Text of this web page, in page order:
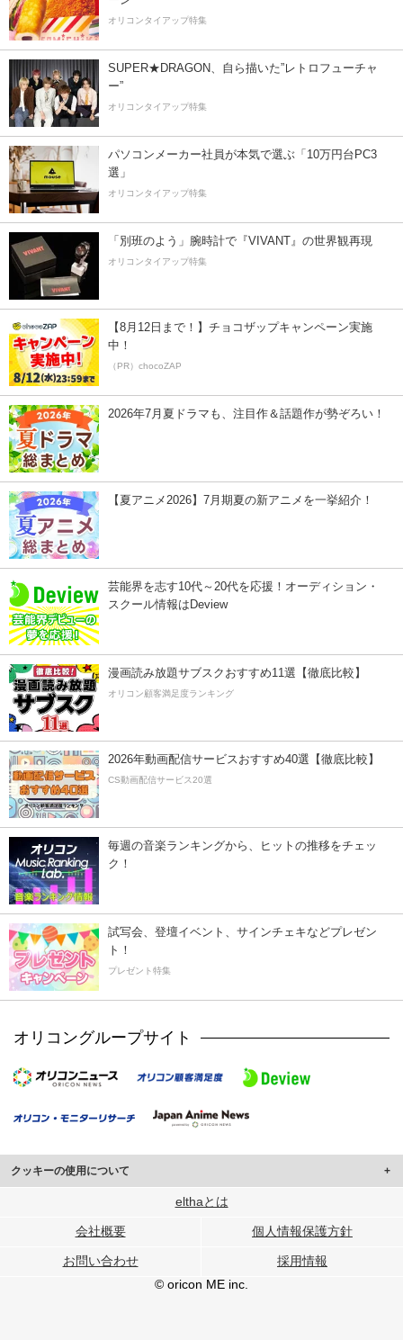
オリコンタイアップ特集
SUPER★DRAGON、自ら描いた”レトロフューチャ
ー”
オリコンタイアップ特集
パソコンメーカー社員が本気で選ぶ「10万円台PC3
選」
オリコンタイアップ特集
「別班のよう」腕時計で『VIVANT』の世界観再現
オリコンタイアップ特集
【8月12日まで！】チョコザップキャンペーン実施
中！
（PR）chocoZAP
2026年7月夏ドラマも、注目作＆話題作が勢ぞろい！
【夏アニメ2026】7月期夏の新アニメを一挙紹介！
芸能界を志す10代～20代を応援！オーディション・
スクール情報はDeview
漫画読み放題サブスクおすすめ11選【徹底比較】
オリコン顧客満足度ランキング
2026年動画配信サービスおすすめ40選【徹底比較】
CS動画配信サービス20選
毎週の音楽ランキングから、ヒットの推移をチェッ
ク！
試写会、登壇イベント、サインチェキなどプレゼン
ト！
プレゼント特集
オリコングループサイト
クッキーの使用について
このサイトでは Cookie を使用して、ユーザーに合わせたコンテンツや広告の
行っています。
メディアや広告配信、データ解析の各パートナーに提供しています。
ユーザーが各パートナーのサービスを使用したときに収集した他の情報を組み
elthaとは
会社概要 個人情報保護方針
お問い合わせ
採用情報
© oricon ME inc.